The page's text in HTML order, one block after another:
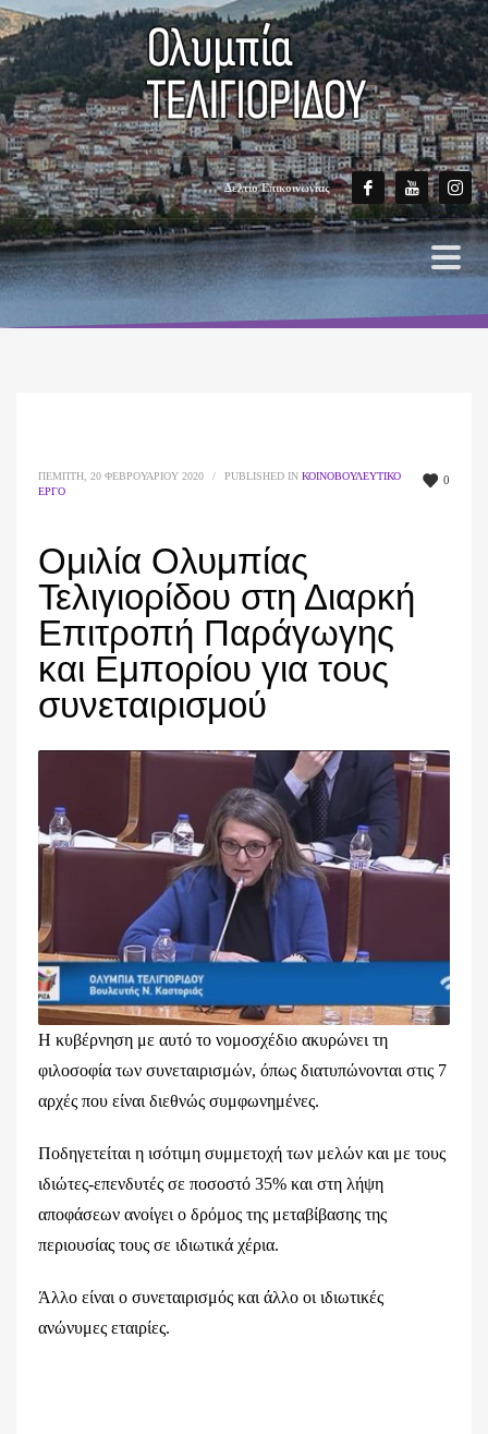
Δελτίο Επικοινωνίας
0
ΠΈΜΠΤΗ, 20 ΦΕΒΡΟΥΑΡΊΟΥ 2020 / PUBLISHED IN ΚΟΙΝΟΒΟΥΛΕΥΤΙΚΌ
ΈΡΓΟ
Ομιλία Ολυμπίας
Τελιγιορίδου στη Διαρκή
Επιτροπή Παράγωγης
και Εμπορίου για τους
συνεταιρισμού
Η κυβέρνηση με αυτό το νομοσχέδιο ακυρώνει τη
φιλοσοφία των συνεταιρισμών, όπως διατυπώνονται στις 7
αρχές που είναι διεθνώς συμφωνημένες.
Ποδηγετείται η ισότιμη συμμετοχή των μελών και με τους
ιδιώτες-επενδυτές σε ποσοστό 35% και στη λήψη
αποφάσεων ανοίγει ο δρόμος της μεταβίβασης της
περιουσίας τους σε ιδιωτικά χέρια.
Άλλο είναι ο συνεταιρισμός και άλλο οι ιδιωτικές
ανώνυμες εταιρίες.